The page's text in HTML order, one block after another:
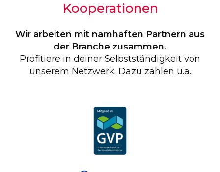
Kooperationen
Wir arbeiten mit namhaften Partnern aus
der Branche zusammen.
Profitiere in deiner Selbstständigkeit von
unserem Netzwerk. Dazu zählen u.a.